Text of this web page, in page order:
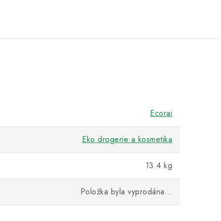
Ecorai
Eko drogerie a kosmetika
13.4 kg
Položka byla vyprodána…